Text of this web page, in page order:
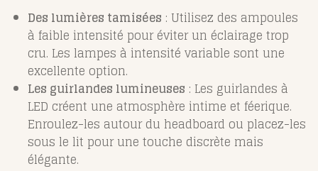
Des lumières tamisées : Utilisez des ampoules
à faible intensité pour éviter un éclairage trop
cru. Les lampes à intensité variable sont une
excellente option.
Les guirlandes lumineuses : Les guirlandes à
LED créent une atmosphère intime et féerique.
Enroulez-les autour du headboard ou placez-les
sous le lit pour une touche discrète mais
élégante.